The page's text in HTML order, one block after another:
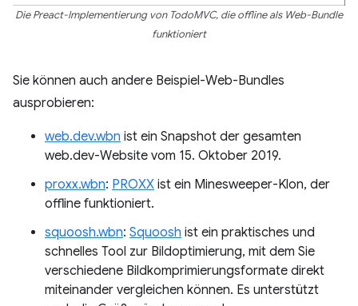
Die Preact-Implementierung von TodoMVC, die offline als Web-Bundle
funktioniert
Sie können auch andere Beispiel-Web-Bundles
ausprobieren:
web.dev.wbn ist ein Snapshot der gesamten
web.dev-Website vom 15. Oktober 2019.
proxx.wbn: PROXX ist ein Minesweeper-Klon, der
offline funktioniert.
squoosh.wbn: Squoosh ist ein praktisches und
schnelles Tool zur Bildoptimierung, mit dem Sie
verschiedene Bildkomprimierungsformate direkt
miteinander vergleichen können. Es unterstützt